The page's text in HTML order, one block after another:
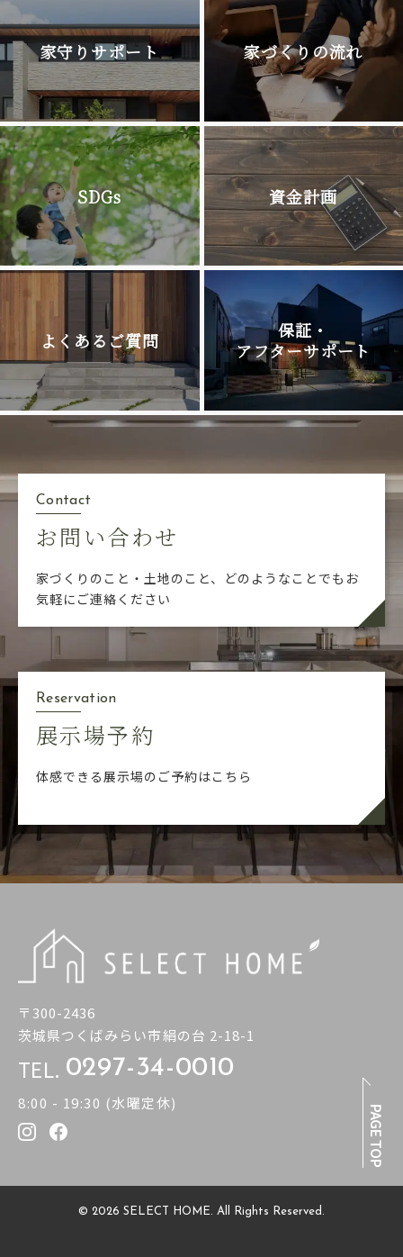
家守りサポート 家づくりの流れ
SDGs 資金計画
よくあるご質問
保証・
アフターサポート
Contact
お問い合わせ
家づくりのこと・土地のこと、どのようなことでも お
気軽にご連絡ください
Reservation
展示場予約
体感できる展示場のご予約はこちら
PAGE TOP
〒300-2436
茨城県つくばみらい市絹の台 2-18-1
TEL. 0297-34-0010
8:00 - 19:30 (水曜定休)
© 2026 SELECT HOME. All Rights Reserved.